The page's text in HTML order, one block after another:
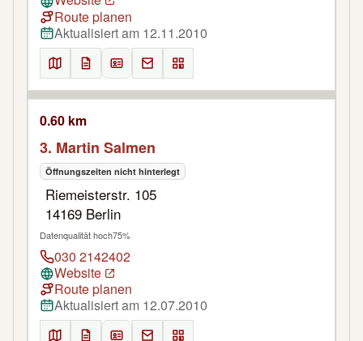
Route planen
Aktualisiert am 12.11.2010
0.60 km
3. Martin Salmen
Öffnungszeiten nicht hinterlegt
Riemeisterstr. 105
14169 Berlin
Datenqualität hoch75%
030 2142402
Website
Route planen
Aktualisiert am 12.07.2010